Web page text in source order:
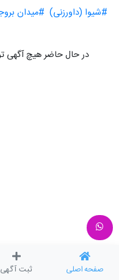
#شیوا (داورزنی) #میدان
در حال حاضر هیچ آگهی
صفحه اصلی ثبت آگهی